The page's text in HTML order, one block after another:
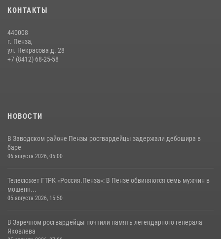
Пучков посетил 55-й Всероссийский Лермонтовский праздник
11 июля 2026, 10:00
В Пензе сотрудники Росгвардии обезвредили артиллерийский
КОНТАКТЫ
440008
г. Пенза,
ул. Некрасова д. 28
+7 (8412) 68-25-58
НОВОСТИ
В Заводском районе Пензы росгвардейцы задержали дебошира в
баре
06 августа 2026, 05:00
Телесюжет ГТРК «Россия.Пенза»: В Пензе обвиняются семь мужчин в
мошенн...
05 августа 2026, 15:50
В Заречном росгвардейцы почтили память легендарного генерала
Яковлева